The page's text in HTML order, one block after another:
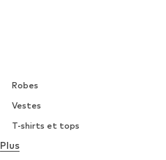
Robes
Vestes
T-shirts et tops
Lingerie
Plus